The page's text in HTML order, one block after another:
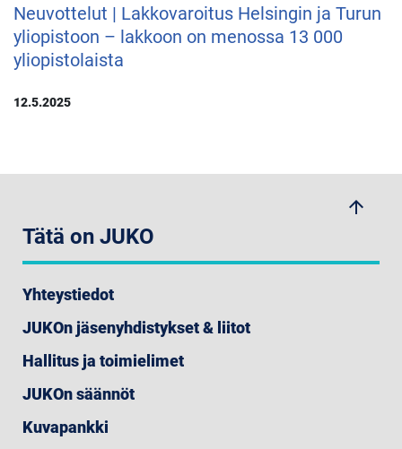
Neuvottelut | Lakkovaroitus Helsingin ja Turun
yliopistoon – lakkoon on menossa 13 000
yliopistolaista
12.5.2025
arrow_upwards
Tätä on JUKO
Yhteystiedot
JUKOn jäsenyhdistykset & liitot
Hallitus ja toimielimet
JUKOn säännöt
Kuvapankki